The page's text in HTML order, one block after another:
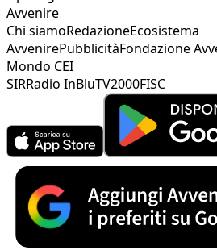
Avvenire
Chi siamoRedazioneEcosistema
AvvenirePubblicitàFondazione
Mondo CEI
SIRRadio InBluTV2000FISC